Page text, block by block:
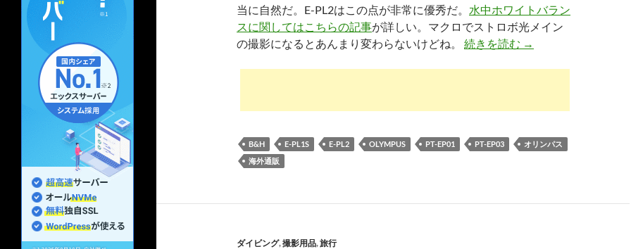
当に自然だ。E-PL2はこの点が非常に優秀だ。 水中ホワイトバラン
スに関してはこちらの記事が詳しい。マクロでストロボ光メイン
の撮影になるとあんまり変わらないけどね。 続きを読む E-PL1sとPT-EP01で
→
B&H E-PL1S E-PL2 OLYMPUS PT-EP01 PT-EP03
オリンパス
海外通販
ダイビング,撮影用品,旅行